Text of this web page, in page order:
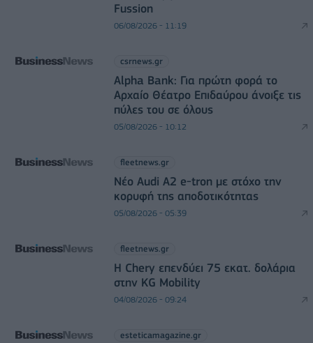
Fussion
06/08/2026 - 11:19
csrnews.gr
Alpha Bank: Για πρώτη φορά το
Αρχαίο Θέατρο Επιδαύρου άνοιξε τις
πύλες του σε όλους
05/08/2026 - 10:12
fleetnews.gr
Νέο Audi A2 e-tron με στόχο την
κορυφή της αποδοτικότητας
05/08/2026 - 05:39
fleetnews.gr
Η Chery επενδύει 75 εκατ. δολάρια
στην KG Mobility
04/08/2026 - 09:24
esteticamagazine.gr